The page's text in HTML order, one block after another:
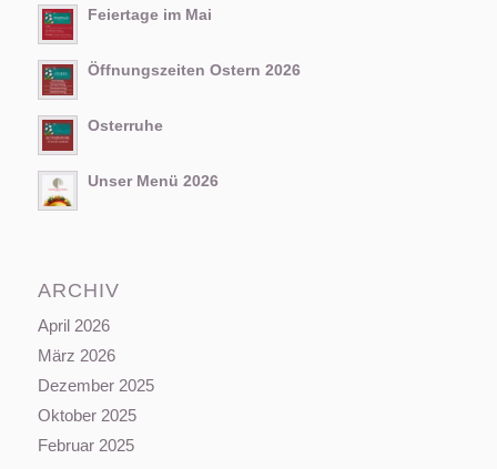
Feiertage im Mai
Öffnungszeiten Ostern 2026
Osterruhe
Unser Menü 2026
ARCHIV
April 2026
März 2026
Dezember 2025
Oktober 2025
Februar 2025